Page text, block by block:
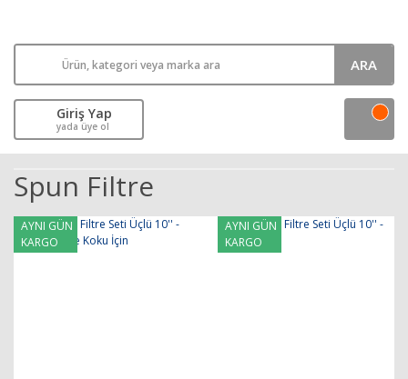
ARA
Giriş Yap
yada üye ol
Spun Filtre
AYNI GÜN
KARGO
AYNI GÜN
KARGO